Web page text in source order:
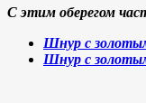
С этим оберегом
Шнур с
Шнур с